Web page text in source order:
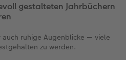
gestalteten Jahrbüchern
ruhige Augenblicke — viele
zu werden.